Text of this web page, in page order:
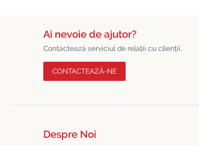
Ai nevoie de ajutor?
Contactează serviciul de relații cu clienții..
CONTACTEAZĂ-NE
Despre Noi